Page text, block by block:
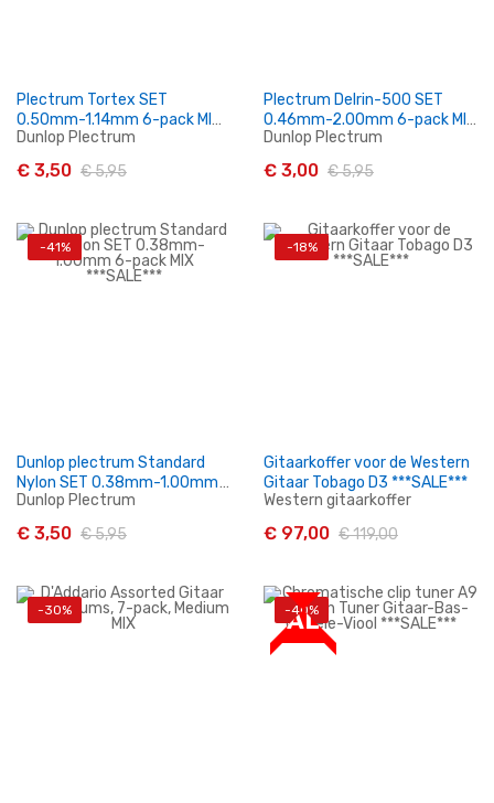
In Winkelwagen
Plectrum Tortex SET
0.50mm-1.14mm 6-pack MIX
***SALE***
Dunlop Plectrum
€ 3,50 € 5,95
In Winkelwagen
Plectrum Delrin-500 SET
0.46mm-2.00mm 6-pack MIX
***SALE***
Dunlop Plectrum
€ 3,00 € 5,95
-41%
In Winkelwagen
Dunlop plectrum Standard
Nylon SET 0.38mm-1.00mm
6-pack MIX ***SALE***
Dunlop Plectrum
€ 3,50 € 5,95
-18%
In Winkelwagen
Gitaarkoffer voor de Western
Gitaar Tobago D3 ***SALE***
Western gitaarkoffer
€ 97,00 € 119,00
-30% SALE
-40%